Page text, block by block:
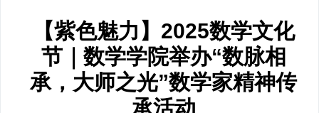
【紫色魅力】2025数学文化
节｜数学学院举办“数脉相
承，大师之光”数学家精神传
承活动